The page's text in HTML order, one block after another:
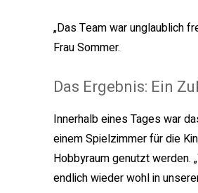
„Das Team war unglaublich
Frau Sommer.
Das Ergebnis: Ein
Innerhalb eines Tages war
einem Spielzimmer für die
Hobbyraum genutzt werden.
endlich wieder wohl in